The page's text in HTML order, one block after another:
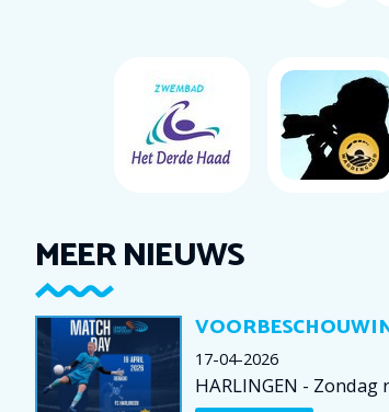
MEER NIEUWS
17-04-2026
HARLINGEN -